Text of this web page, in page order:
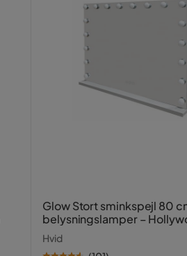
Glow Stort sminkspejl 80
belysningslamper –
spejl med USB-opladning
Hvid